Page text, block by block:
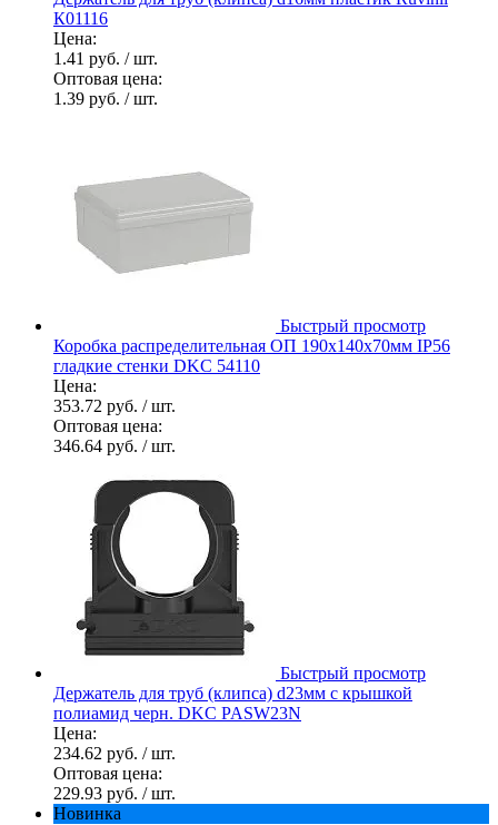
К01116
Цена:
1.41 руб. / шт.
Оптовая цена:
1.39 руб. / шт.
Быстрый просмотр
Коробка распределительная ОП 190х140х70мм IP56
гладкие стенки DKC 54110
Цена:
353.72 руб. / шт.
Оптовая цена:
346.64 руб. / шт.
Быстрый просмотр
Держатель для труб (клипса) d23мм с крышкой
полиамид черн. DKC PASW23N
Цена:
234.62 руб. / шт.
Оптовая цена:
229.93 руб. / шт.
Новинка